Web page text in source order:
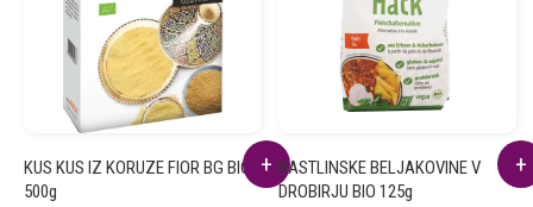
KUS KUS IZ KORUZE FIOR BG BIO
500g
RASTLINSKE BELJAKOVINE V
DROBIRJU BIO 125g